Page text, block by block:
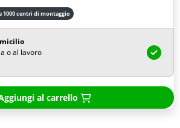
1000 centri di montaggio
o al lavoro
al carrello